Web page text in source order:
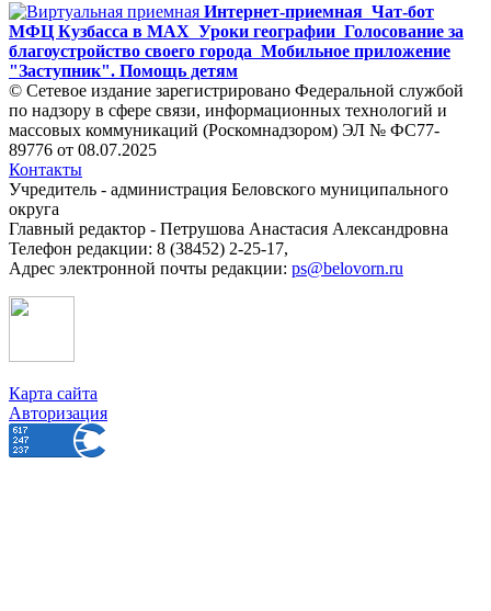
Интернет-приемная Чат-бот
МФЦ Кузбасса в MAX Уроки географии Голосование за
благоустройство своего города Мобильное приложение
"Заступник". Помощь детям
© Сетевое издание зарегистрировано Федеральной службой
по надзору в сфере связи, информационных технологий и
массовых коммуникаций (Роскомнадзором) ЭЛ № ФС77-
89776 от 08.07.2025
Контакты
Учредитель - администрация Беловского муниципального
округа
Главный редактор - Петрушова Анастасия Александровна
Телефон редакции: 8 (38452) 2-25-17,
Адрес электронной почты редакции: ps@belovorn.ru
Карта сайта
Авторизация